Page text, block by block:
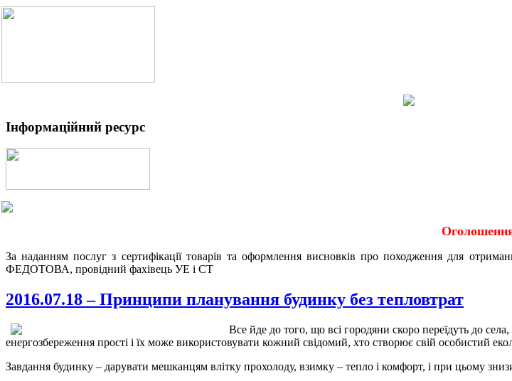
Інформаційний ресурс
За наданням послуг з сертифікації товарів та оформлення висновків про походження для
ФЕДОТОВА, провідний фахівець УЕ і СТ
2016.07.18 – Принципи планування будинку без тепловтрат
Все йде до того, що всі городяни скоро переїдуть до
енергозбереження прості і їх може використовувати кожний свідомий, хто створює свій особистий
Завдання будинку – дарувати мешканцям влітку прохолоду, взимку – тепло і комфорт, і при цьому